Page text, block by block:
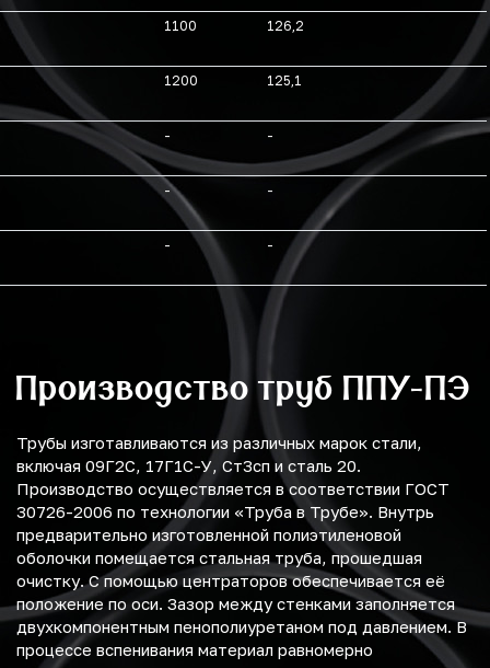
1100 126,2
1200 125,1
- -
- -
- -
Производство труб ППУ-ПЭ
Трубы изготавливаются из различных марок стали,
включая 09Г2С, 17Г1С-У, Ст3сп и сталь 20.
Производство осуществляется в соответствии ГОСТ
30726-2006 по технологии «Труба в Трубе». Внутрь
предварительно изготовленной полиэтиленовой
оболочки помещается стальная труба, прошедшая
очистку. С помощью центраторов обеспечивается её
положение по оси. Зазор между стенками заполняется
двухкомпонентным пенополиуретаном под давлением. В
процессе вспенивания материал равномерно